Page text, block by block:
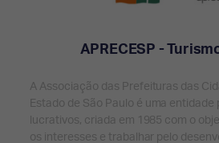
APRECESP -
A Associação das Prefeituras das
Estado de São Paulo é uma entidade
lucrativos, criada em 1985 com o
os interesses e trabalhar pelo